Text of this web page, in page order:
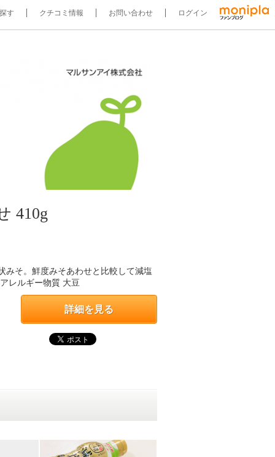
す クチコミ情報 お問い合わせ ログイン
410g
みそ。鮮度みそあわせと比較して減塩
レルギー物質 大豆
詳細を見る